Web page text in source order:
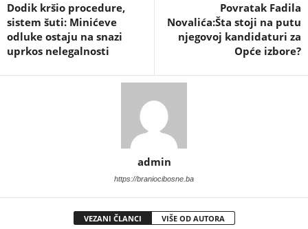
​Dodik kršio procedure,
sistem šuti: Minićeve
odluke ostaju na snazi
uprkos nelegalnosti
Povratak Fadila
Novalića:Šta stoji na putu
njegovoj kandidaturi za
Opće izbore?
admin
https://braniocibosne.ba
VEZANI ČLANCI VIŠE OD AUTORA